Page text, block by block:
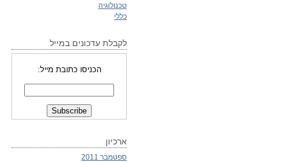
טכנולוגיה
כללי
לקבלת עדכונים במייל
הכניסו כתובת מייל:
ארכיון
ספטמבר 2011